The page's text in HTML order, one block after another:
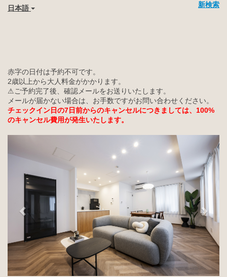
日本語 新検索
赤字の日付は予約不可です。
2歳以上から大人料金がかかります。
⚠︎ご予約完了後、確認メールをお送りいたします。
メールが届かない場合は、お手数ですがお問い合わせください。
チェックイン日の7日前からのキャンセルにつきましては、100%
のキャンセル費用が発生いたします。
Next